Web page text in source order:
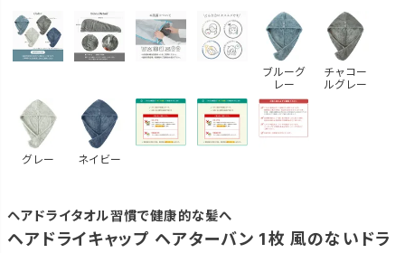
ブルーグ
レー
チャコー
ルグレー
グレー ネイビー
ヘアドライタオル習慣で健康的な髪へ
ヘアドライキャップ ヘアターバン 1枚 風のないドラ